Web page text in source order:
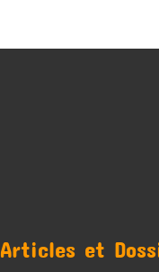
Articles et